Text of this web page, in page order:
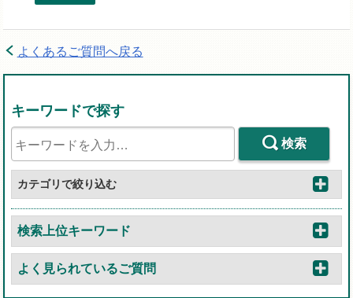
よくあるご質問へ戻る
キーワードで探す
検索
カテゴリで絞り込む
検索上位キーワード
よく見られているご質問